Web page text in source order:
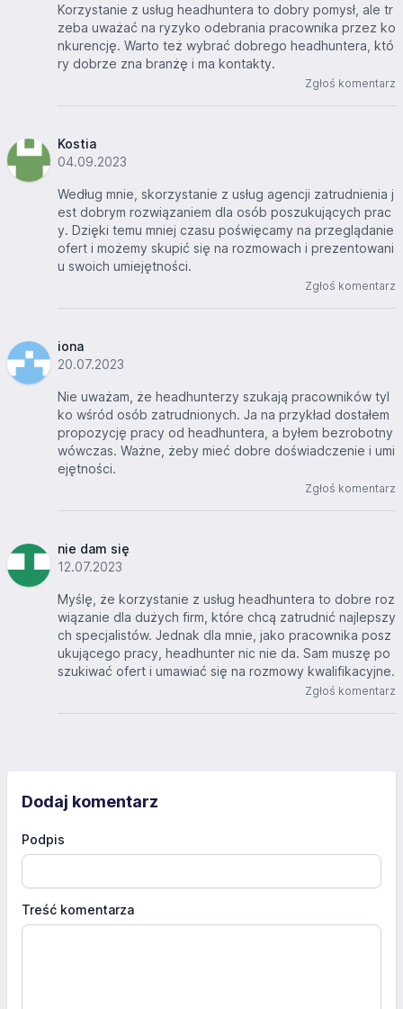
Korzystanie z usług headhuntera to dobry pomysł, ale tr
zeba uważać na ryzyko odebrania pracownika przez ko
nkurencję. Warto też wybrać dobrego headhuntera, któ
ry dobrze zna branżę i ma kontakty.
Zgłoś komentarz
Kostia
04.09.2023
Według mnie, skorzystanie z usług agencji zatrudnienia j
est dobrym rozwiązaniem dla osób poszukujących prac
y. Dzięki temu mniej czasu poświęcamy na przeglądanie
ofert i możemy skupić się na rozmowach i prezentowani
u swoich umiejętności.
Zgłoś komentarz
iona
20.07.2023
Nie uważam, że headhunterzy szukają pracowników tyl
ko wśród osób zatrudnionych. Ja na przykład dostałem
propozycję pracy od headhuntera, a byłem bezrobotny
wówczas. Ważne, żeby mieć dobre doświadczenie i umi
ejętności.
Zgłoś komentarz
nie dam się
12.07.2023
Myślę, że korzystanie z usług headhuntera to dobre roz
wiązanie dla dużych firm, które chcą zatrudnić najlepszy
ch specjalistów. Jednak dla mnie, jako pracownika posz
ukującego pracy, headhunter nic nie da. Sam muszę po
szukiwać ofert i umawiać się na rozmowy kwalifikacyjne.
Zgłoś komentarz
Dodaj komentarz
Podpis
Treść komentarza